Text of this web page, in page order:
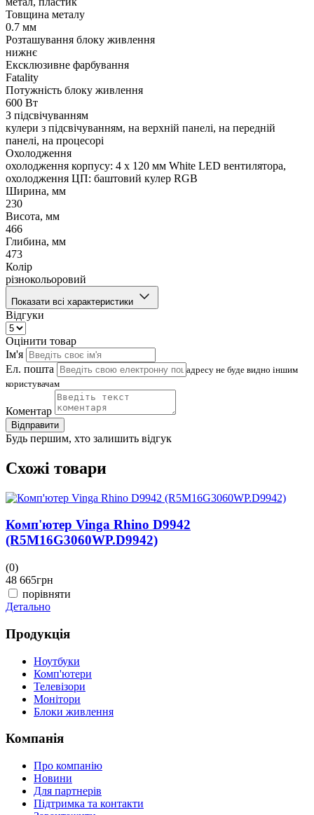
Товщина металу
0.7 мм
Розташування блоку живлення
нижнє
Ексклюзивне фарбування
Fatality
Потужність блоку живлення
600 Вт
З підсвічуванням
кулери з підсвічуванням, на верхній панелі, на передній
панелі, на процесорі
Охолодження
охолодження корпусу: 4 x 120 мм White LED вентилятора,
охолодження ЦП: баштовий кулер RGB
Ширина, мм
230
Висота, мм
466
Глибина, мм
473
Колір
різнокольоровий
Показати всі характеристики
Відгуки
Оцінити товар
Ім'я
Ел. пошта
адресу не буде видно іншим
користувачам
Коментар
Відправити
Будь першим, хто залишить відгук
Схожі товари
Комп'ютер Vinga Rhino D9942
(R5M16G3060WP.D9942)
(0)
48 665грн
порівняти
Детально
Продукція
Ноутбуки
Комп'ютери
Телевізори
Монітори
Блоки живлення
Компанія
Про компанію
Новини
Для партнерів
Підтримка та контакти